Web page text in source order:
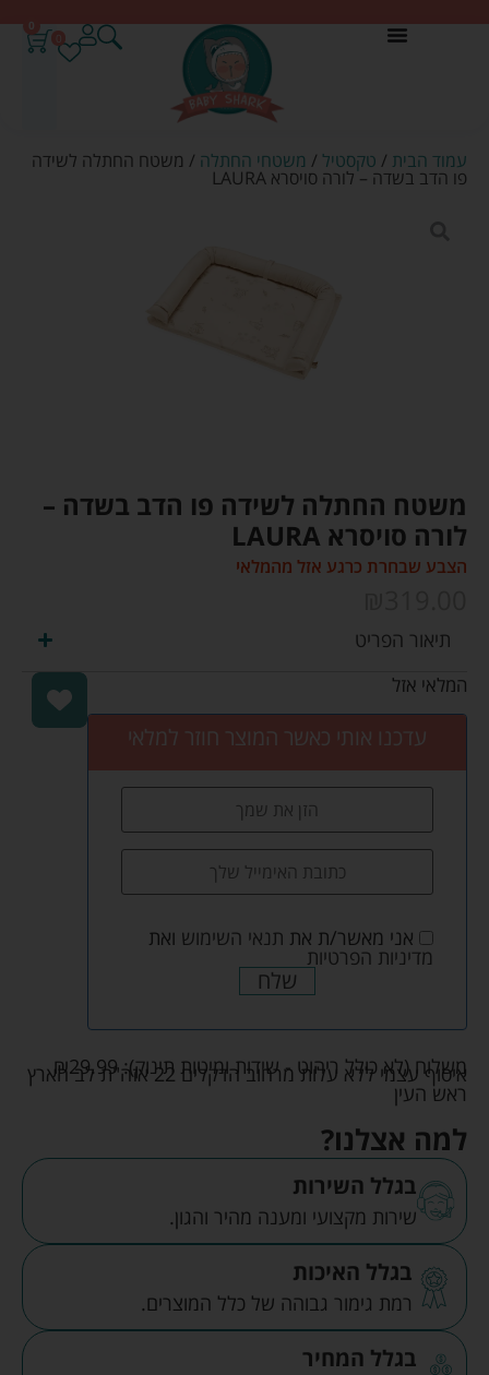
0
עמוד הבית / טקסטיל / משטחי החתלה / משטח החתלה לשידה
פו הדב בשדה – לורה סויסרא LAURA
משטח החתלה לשידה פו הדב בשדה –
לורה סויסרא LAURA
הצבע שבחרת כרגע אזל מהמלאי
תיאור הפריט
המלאי אזל
עדכנו אותי כאשר המוצר חוזר למלאי
אני מאשר/ת את תנאי השימוש ואת
מדיניות הפרטיות
שלח
משלוח (לא כולל ריהוט - שידות ומיטות תינוק): ₪29.99
איסוף עצמי ללא עלות מרחוב הדקלים 22 אזה"ת לב הארץ
ראש העין
למה אצלנו?
בגלל השירות
שירות מקצועי ומענה מהיר והגון.
בגלל האיכות
רמת גימור גבוהה של כלל המוצרים.
בגלל המחיר